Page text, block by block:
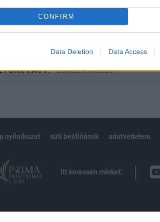
CONFIRM
Data Deletion Data Access
Előfizetés
VAGY? BEJELENTKEZÉS
nyilatkozat süti beállítások adatvédelem
Itt keressen minket: